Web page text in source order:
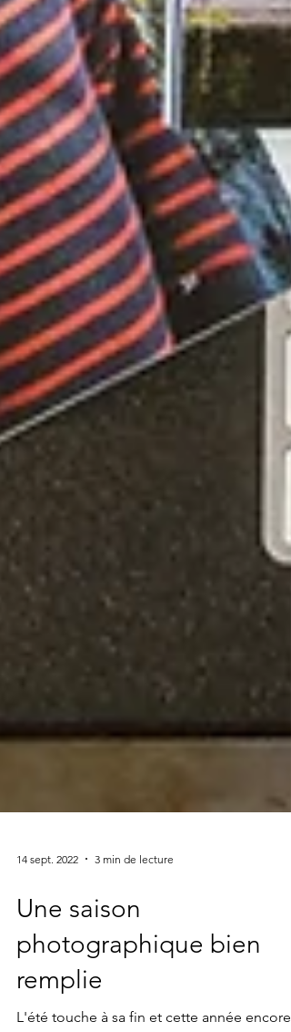
Une saison
photographique bien
remplie